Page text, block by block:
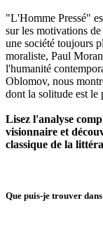
"L'Homme Pressé"
sur les motivations
une société toujours
moraliste, Paul
l'humanité
Oblomov, nous
dont la solitude est le
Lisez l'analyse
visionnaire et
classique de la
Que puis-je trouver